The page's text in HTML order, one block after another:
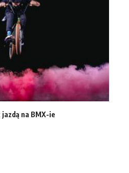
jazdą na BMX-ie